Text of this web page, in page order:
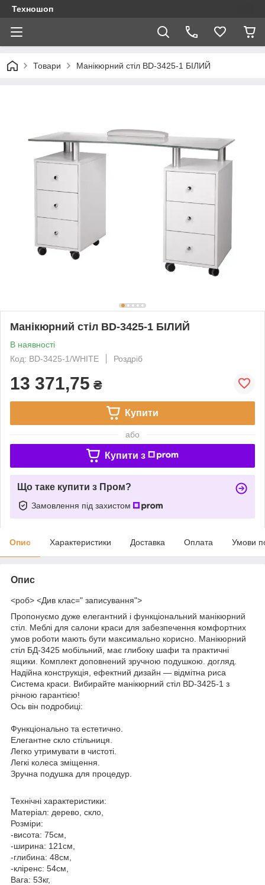
Техношоп
Товари Манікюрний стіл BD-3425-1 БІЛИЙ
Манікюрний стіл BD-3425-1 БІЛИЙ
В наявності
Код: BD-3425-1/WHITE
Роздріб
13 371,75 ₴
Купити
або
Купити з
Що таке купити з Пром?
Замовлення під захистом
Опис Характеристики Доставка Оплата Умови
Опис
<роб> <Див клас=" записування">
Пропонуємо дуже елегантний і функціональний манікюрний
стіл. Меблі для салони краси для забезпечення комфортних
умов роботи мають бути максимально корисно. Манікюрний
стіл БД-3425 мобільний, має глибоку шафи та практичні
ящики. Комплект доповнений зручною подушкою. догляд.
Надійна конструкція, ефектний дизайн — відмітна риса
Система краси. Вибирайте манікюрний стіл BD-3425-1 з
річною гарантією!
Ось він подробиці:
Функціонально та естетично.
Елегантне скло стільниця.
Легко утримувати в чистоті.
Легкі колеса зміщення.
Зручна подушка для процедур.
Технічні характеристики:
Матеріал: дерево, скло,
Розміри:
-висота: 75см,
-ширина: 121см,
-глибина: 48см,
-кліренс: 54см,
Вага: 53кг,